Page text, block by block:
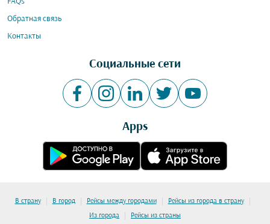
Обратная связь
Контакты
Социальные сети
Apps
В страну | В город | Рейсы между городами | Рейсы из города в страну |
Из города | Рейсы из страны